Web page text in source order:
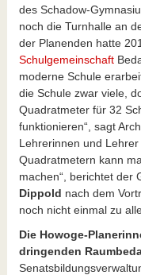
des Schadow-
noch die Turnhalle an
der Planenden hatte
Schulgemeinschaft
moderne Schule
die Schule zwar viele,
Quadratmeter für 32
funktionieren“, sagt
Lehrerinnen und
Quadratmetern kann
machen“, berichtet der
Dippold nach dem
noch nicht einmal zu
Die Howoge-
dringenden